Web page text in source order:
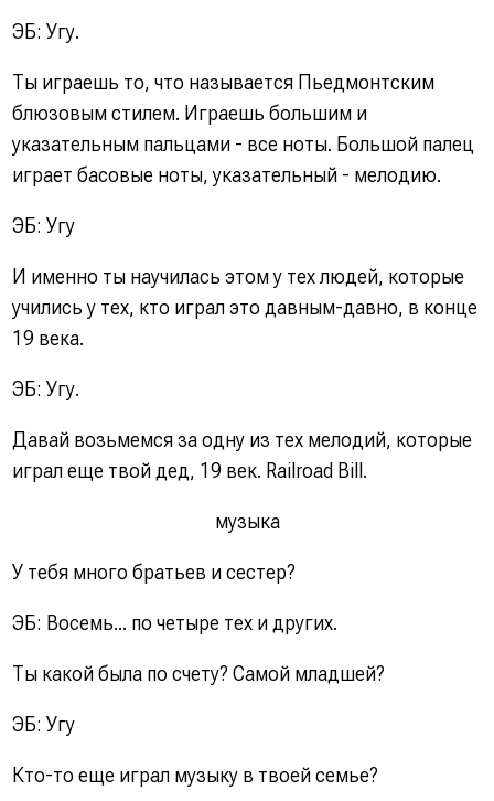
ЭБ: Угу.
Ты играешь то, что называется Пьедмонтским
блюзовым стилем. Играешь большим и
указательным пальцами - все ноты. Большой палец
играет басовые ноты, указательный - мелодию.
ЭБ: Угу
И именно ты научилась этом у тех людей, которые
учились у тех, кто играл это давным-давно, в конце
19 века.
ЭБ: Угу.
Давай возьмемся за одну из тех мелодий, которые
играл еще твой дед, 19 век. Railroad Bill.
музыка
У тебя много братьев и сестер?
ЭБ: Восемь... по четыре тех и других.
Ты какой была по счету? Самой младшей?
ЭБ: Угу
Кто-то еще играл музыку в твоей семье?